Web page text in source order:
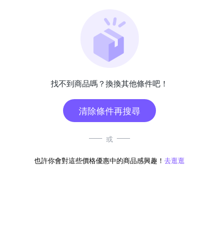
找不到商品嗎？換換其他條件吧！
清除條件再搜尋
或
也許你會對這些價格優惠中的商品感興趣！ 去逛逛